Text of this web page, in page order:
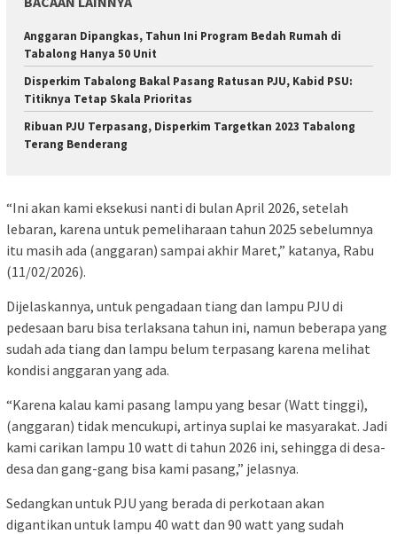
Anggaran Dipangkas, Tahun Ini Program Bedah Rumah di
Tabalong Hanya 50 Unit
Disperkim Tabalong Bakal Pasang Ratusan PJU, Kabid PSU:
Titiknya Tetap Skala Prioritas
Ribuan PJU Terpasang, Disperkim Targetkan 2023 Tabalong
Terang Benderang
“Ini akan kami eksekusi nanti di bulan April 2026, setelah
lebaran, karena untuk pemeliharaan tahun 2025 sebelumnya
itu masih ada (anggaran) sampai akhir Maret,” katanya, Rabu
(11/02/2026).
Dijelaskannya, untuk pengadaan tiang dan lampu PJU di
pedesaan baru bisa terlaksana tahun ini, namun beberapa yang
sudah ada tiang dan lampu belum terpasang karena melihat
kondisi anggaran yang ada.
“Karena kalau kami pasang lampu yang besar (Watt tinggi),
(anggaran) tidak mencukupi, artinya suplai ke masyarakat. Jadi
kami carikan lampu 10 watt di tahun 2026 ini, sehingga di desa-
desa dan gang-gang bisa kami pasang,” jelasnya.
Sedangkan untuk PJU yang berada di perkotaan akan
digantikan untuk lampu 40 watt dan 90 watt yang sudah